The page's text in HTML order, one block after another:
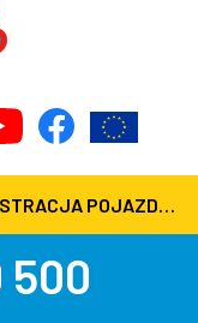
KAŻDĄ ŚRODĘ OD GODZ. 7:30 DO GODZ. 16:30
500